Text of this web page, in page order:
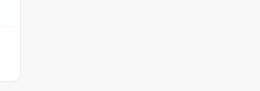
quase sempre é
onde clientes
e os critérios são